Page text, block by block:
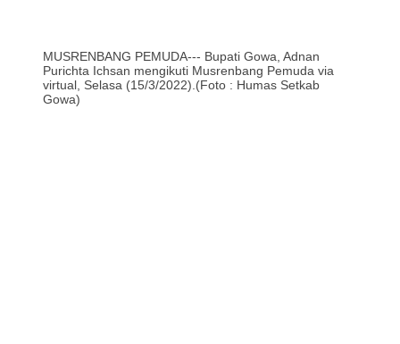
MUSRENBANG PEMUDA--- Bupati Gowa, Adnan
Purichta Ichsan mengikuti Musrenbang Pemuda via
virtual, Selasa (15/3/2022).(Foto : Humas Setkab
Gowa)